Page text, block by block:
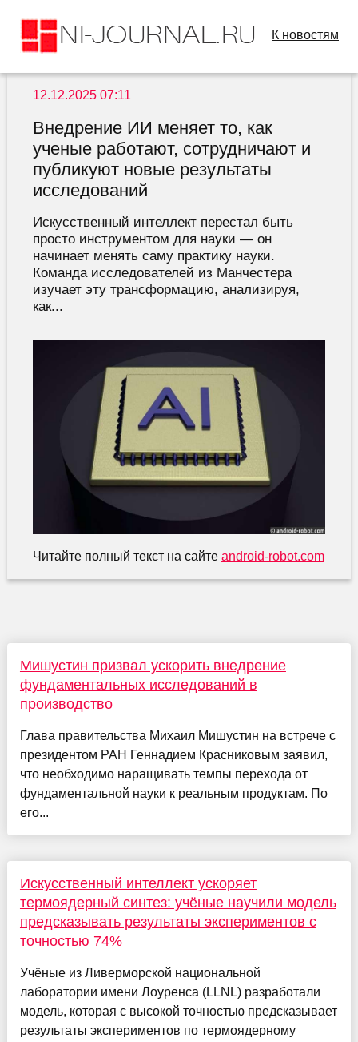
К новостям
12.12.2025 07:11
Внедрение ИИ меняет то, как
ученые работают, сотрудничают и
публикуют новые результаты
исследований
Искусственный интеллект перестал быть
просто инструментом для науки — он
начинает менять саму практику науки.
Команда исследователей из Манчестера
изучает эту трансформацию, анализируя,
как...
Читайте полный текст на сайте android-robot.com
Мишустин призвал ускорить внедрение
фундаментальных исследований в
производство
Глава правительства Михаил Мишустин на встрече с
президентом РАН Геннадием Красниковым заявил,
что необходимо наращивать темпы перехода от
фундаментальной науки к реальным продуктам. По
его...
Искусственный интеллект ускоряет
термоядерный синтез: учёные научили модель
предсказывать результаты экспериментов с
точностью 74%
Учёные из Ливерморской национальной
лаборатории имени Лоуренса (LLNL) разработали
модель, которая с высокой точностью предсказывает
результаты экспериментов по термоядерному